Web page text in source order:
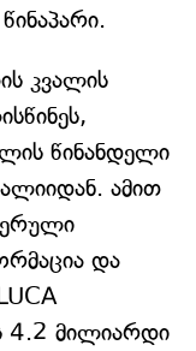
კვალის
წინანდელი
ამით
და
4.2 მილიარდი